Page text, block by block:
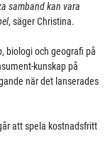
samband kan vara
, säger Christina.
biologi och geografi på
kunskap på
när det lanserades
att spela kostnadsfritt